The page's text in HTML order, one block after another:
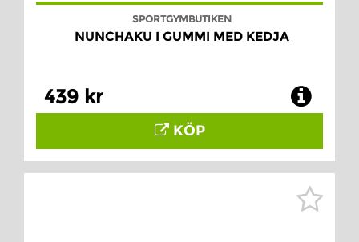
SPORTGYMBUTIKEN
NUNCHAKU I GUMMI MED KEDJA
439 kr
KÖP